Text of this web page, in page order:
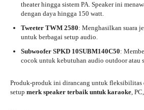
theater hingga sistem PA. Speaker ini
dengan daya hingga 150 watt.
Tweeter TWM 2580: Menghasilkan suara
untuk berbagai setup audio.
Subwoofer SPKD 10SUBM140C50:
cocok untuk kebutuhan audio outdoor atau
Produk-produk ini dirancang untuk fleksibilitas
setup merk speaker terbaik untuk karaoke,